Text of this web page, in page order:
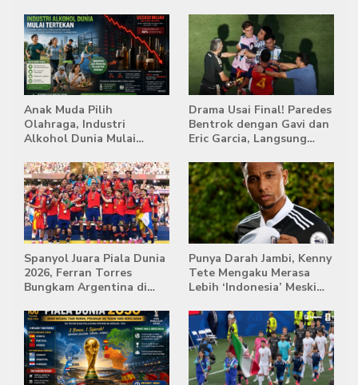
Anak Muda Pilih
Olahraga, Industri
Alkohol Dunia Mulai
Drama Usai Final! Paredes
Bentrok dengan Gavi dan
Eric Garcia, Langsung
Spanyol Juara Piala Dunia
2026, Ferran Torres
Bungkam Argentina di
Punya Darah Jambi, Kenny
Tete Mengaku Merasa
Lebih ‘Indonesia’ Meski